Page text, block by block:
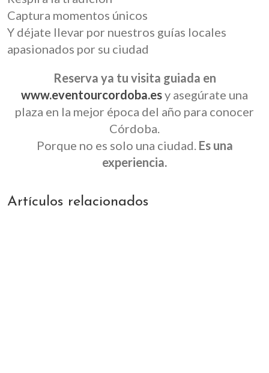
Captura momentos únicos
Y déjate llevar por nuestros guías locales
apasionados por su ciudad
Reserva ya tu visita guiada en
www.eventourcordoba.esy asegúrate una
plaza en la mejor época del año para conocer
Córdoba.
Porque no es solo una ciudad. Es una
experiencia.
Artículos relacionados